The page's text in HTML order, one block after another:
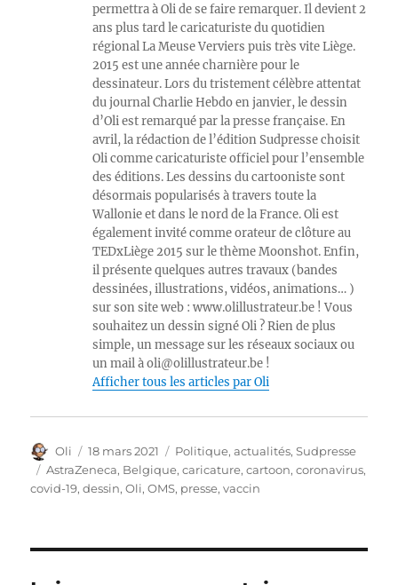
permettra à Oli de se faire remarquer. Il devient 2
ans plus tard le caricaturiste du quotidien
régional La Meuse Verviers puis très vite Liège.
2015 est une année charnière pour le
dessinateur. Lors du tristement célèbre attentat
du journal Charlie Hebdo en janvier, le dessin
d’Oli est remarqué par la presse française. En
avril, la rédaction de l’édition Sudpresse choisit
Oli comme caricaturiste officiel pour l’ensemble
des éditions. Les dessins du cartooniste sont
désormais popularisés à travers toute la
Wallonie et dans le nord de la France. Oli est
également invité comme orateur de clôture au
TEDxLiège 2015 sur le thème Moonshot. Enfin,
il présente quelques autres travaux (bandes
dessinées, illustrations, vidéos, animations… )
sur son site web : www.olillustrateur.be ! Vous
souhaitez un dessin signé Oli ? Rien de plus
simple, un message sur les réseaux sociaux ou
un mail à oli@olillustrateur.be !
Afficher tous les articles par Oli
Auteur
Oli
Publié
le
18 mars 2021 Catégories
Politique, actualités,Sudpresse
Étiquettes
AstraZeneca, Belgique,caricature,cartoon,coronavirus,
covid-19,dessin,Oli,OMS, presse,vaccin